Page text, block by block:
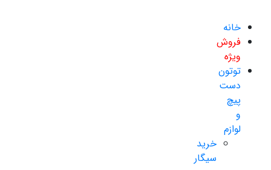
خانه
فروش
ویژه
توتون
دست
پیچ
و
لوازم
خرید
سیگار